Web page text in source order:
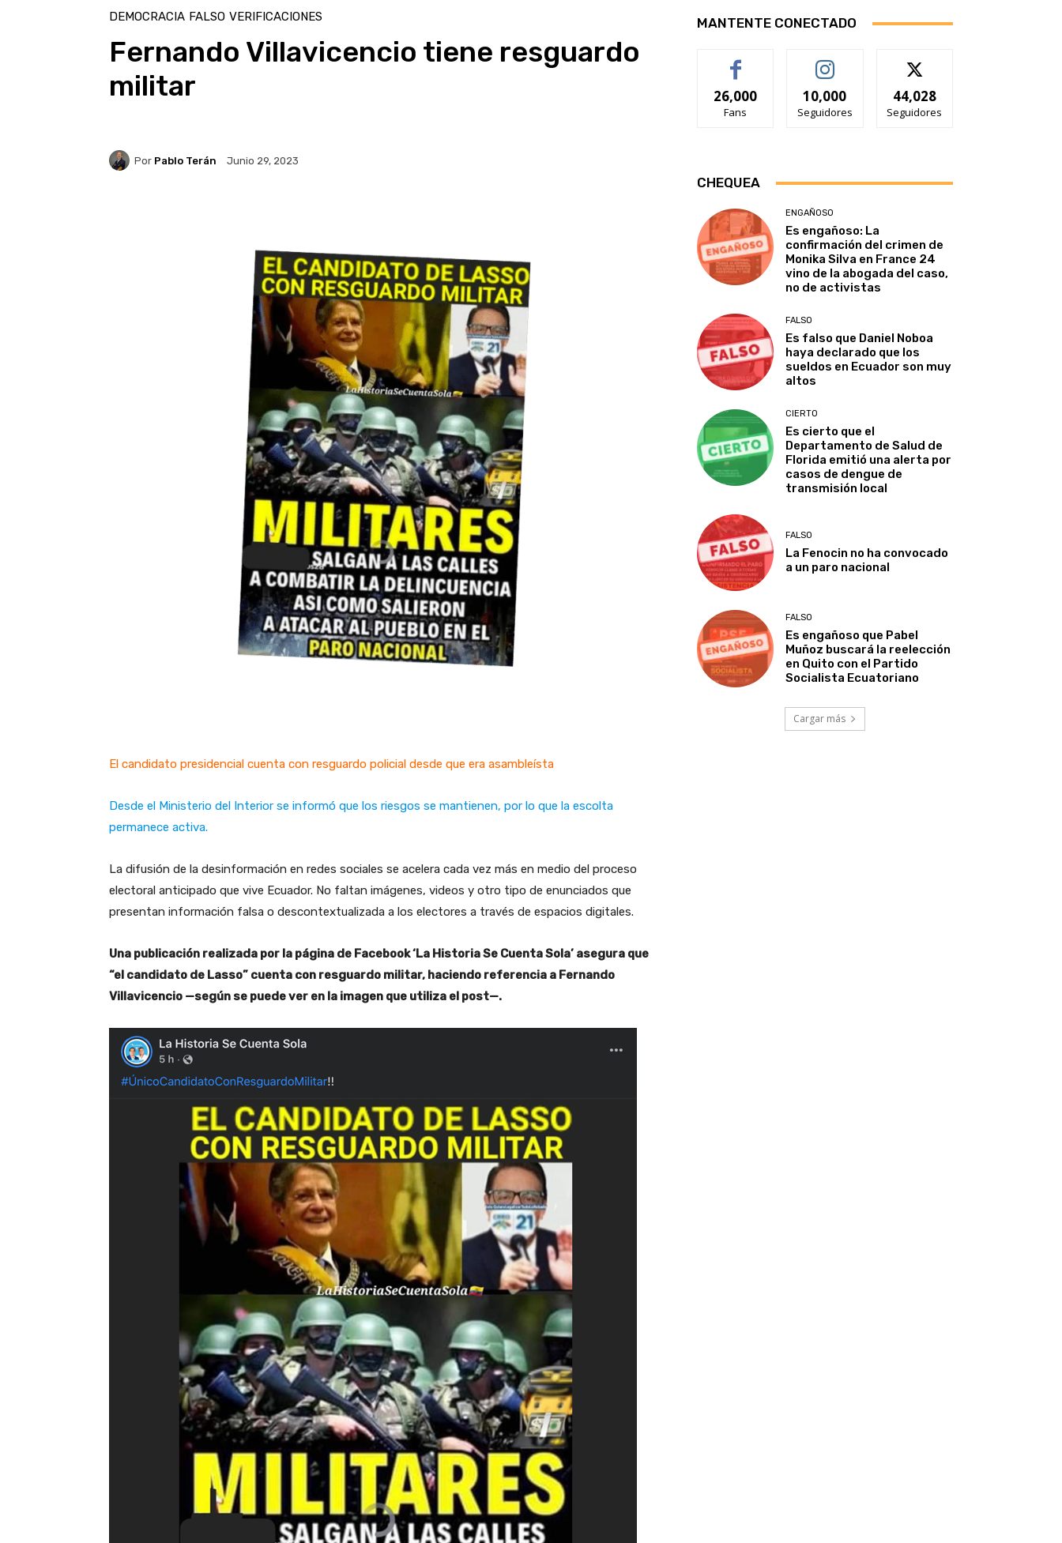
DEMOCRACIA FALSO VERIFICACIONES
Fernando Villavicencio tiene resguardo
militar
Por Pablo Terán Junio 29, 2023
El candidato presidencial cuenta con resguardo policial desde que era asambleísta
Desde el Ministerio del Interior se informó que los riesgos se mantienen, por lo que la escolta
permanece activa.
La difusión de la desinformación en redes sociales se acelera cada vez más en medio del proceso
electoral anticipado que vive Ecuador. No faltan imágenes, videos y otro tipo de enunciados que
presentan información falsa o descontextualizada a los electores a través de espacios digitales.
Una publicación realizada por la página de Facebook ‘La Historia Se Cuenta Sola’ asegura que
“el candidato de Lasso” cuenta con resguardo militar, haciendo referencia a Fernando
Villavicencio —según se puede ver en la imagen que utiliza el post—.
MANTENTE CONECTADO
26,000
Fans
10,000
Seguidores
44,028
Seguidores
CHEQUEA
ENGAÑOSO
Es engañoso: La
confirmación del crimen de
Monika Silva en France 24
vino de la abogada del caso,
no de activistas
FALSO
Es falso que Daniel Noboa
haya declarado que los
sueldos en Ecuador son muy
altos
CIERTO
Es cierto que el
Departamento de Salud de
Florida emitió una alerta por
casos de dengue de
transmisión local
FALSO
La Fenocin no ha convocado
a un paro nacional
FALSO
Es engañoso que Pabel
Muñoz buscará la reelección
en Quito con el Partido
Socialista Ecuatoriano
Cargar más